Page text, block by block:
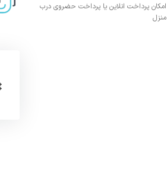
امکان پرداخت انلاین یا پرداخت حضروی درب
منزل